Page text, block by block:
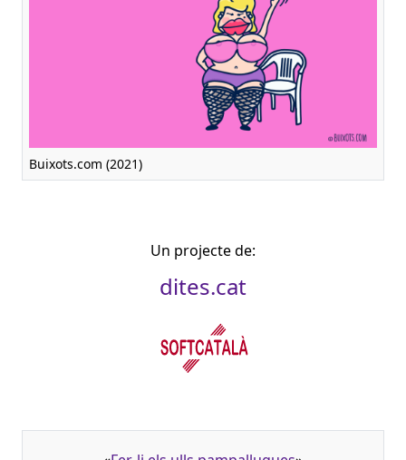
Buixots.com (2021)
Un projecte de:
dites.cat